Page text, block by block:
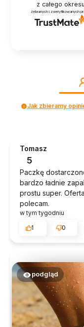
z całego okresu
zebranych i zweryfikowanych
Jak zbieramy
Tomasz
5
Paczkę
bardzo ładnie
prostu super.
polecam.
w tym tygodniu
1
0
podgląd